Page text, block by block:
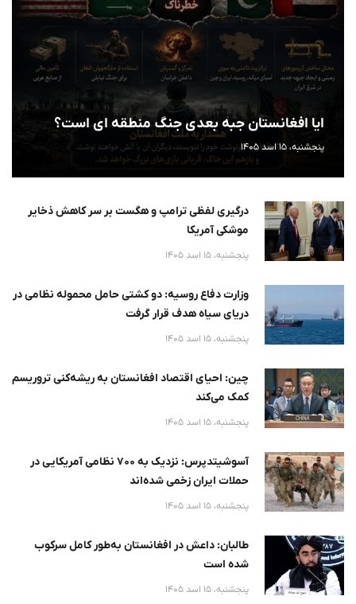
ایا افغانستان جبه بعدی جنگ منطقه ای است؟
پنجشنبه، 15 اسد 1405
درگیری لفظی ترامپ و هگست بر سر کاهش ذخایر
موشکی آمریکا
پنجشنبه، 15 اسد 1405
وزارت دفاع روسیه: دو کشتی حامل محموله نظامی در
دریای سیاه هدف قرار گرفت
پنجشنبه، 15 اسد 1405
چین: احیای اقتصاد افغانستان به ریشه‌کنی تروریسم
کمک می‌کند
پنجشنبه، 15 اسد 1405
آسوشیتدپرس: نزدیک به ۷۰۰ نظامی آمریکایی در
حملات ایران زخمی شده‌اند
پنجشنبه، 15 اسد 1405
طالبان: داعش در افغانستان به‌طور کامل سرکوب
شده است
پنجشنبه، 15 اسد 1405